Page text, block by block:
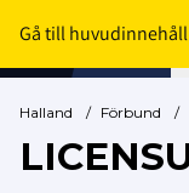
Gå till huvudinnehåll
Halland / Förbund /